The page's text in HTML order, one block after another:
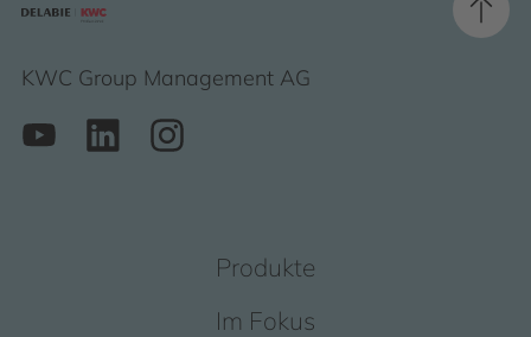
KWC Group Management AG
Produkte
Im Fokus